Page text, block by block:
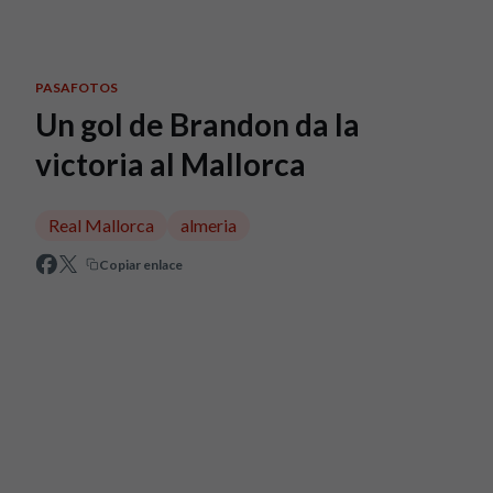
PASAFOTOS
Un gol de Brandon da la
victoria al Mallorca
Real Mallorca almeria
Copiar enlace